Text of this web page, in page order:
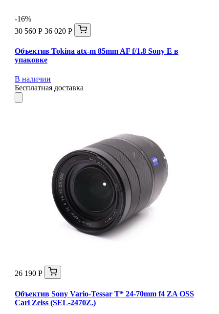
-16%
30 560 Р 36 020 Р
Объектив Tokina atx-m 85mm AF f/1.8 Sony E в
упаковке
В наличии
Бесплатная доставка
26 190 Р
Объектив Sony Vario-Tessar T* 24-70mm f4 ZA OSS
Carl Zeiss (SEL-2470Z.)